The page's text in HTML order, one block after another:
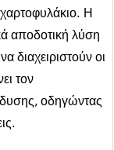
Η
αποδοτική λύση
διαχειριστούν οι
τον
οδηγώντας